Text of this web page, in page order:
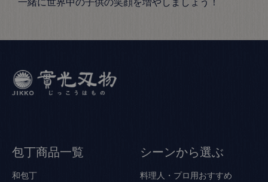
包丁商品一覧
和包丁
シーンから選ぶ
料理人・プロ用おすすめ